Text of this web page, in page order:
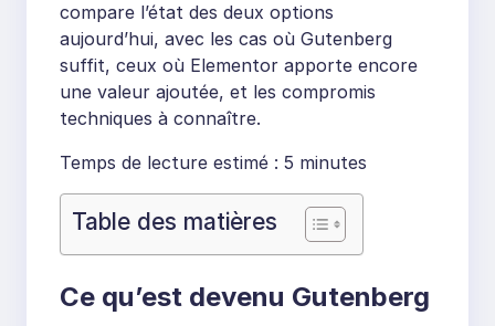
compare l’état des deux options
aujourd’hui, avec les cas où Gutenberg
suffit, ceux où Elementor apporte encore
une valeur ajoutée, et les compromis
techniques à connaître.
Temps de lecture estimé : 5 minutes
Table des matières
Ce qu’est devenu Gutenberg